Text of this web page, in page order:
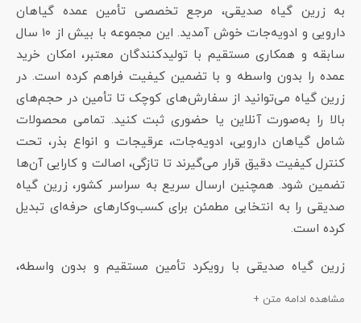
به زرین گیاه صدیقی، مرجع تخصصی تأمین عمده گیاهان
دارویی و ادویه‌جات خوش آمدید. این مجموعه با بیش از ۱۰ سال
سابقه و همکاری مستقیم با تولیدکنندگان معتبر، امکان خرید
عمده را بدون واسطه و با تضمین کیفیت فراهم کرده است. در
زرین گیاه می‌توانید از سفارش‌های کوچک تا تأمین در حجم‌های
بالا را به‌صورت آنلاین یا حضوری ثبت کنید. تمامی محصولات
شامل گیاهان دارویی، ادویه‌جات، عرقیجات و انواع بذر، تحت
کنترل کیفیت دقیق قرار می‌گیرند تا تازگی، اصالت و کارایی آن‌ها
تضمین شود. همچنین ارسال سریع به سراسر کشور، زرین گیاه
صدیقی را به انتخابی مطمئن برای کسب‌وکارهای حرفه‌ای تبدیل
کرده است.
زرین گیاه صدیقی با رویکرد تأمین مستقیم و بدون واسطه،